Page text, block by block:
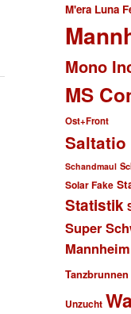
M'era Luna
Mono
MS
Ost+Front
Saltatio
Schandmaul
Solar Fake
Statistik
Super
Mannheim
Tanzbrunnen
Unzucht